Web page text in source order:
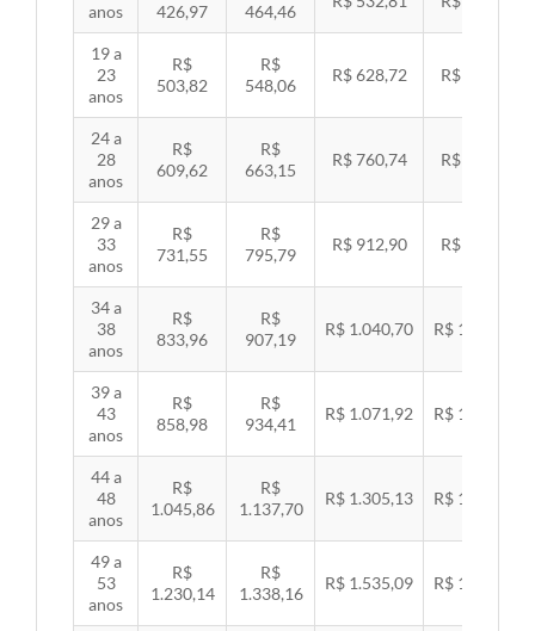
anos 426,97 464,46
19 a
23
anos
R$
503,82
R$
548,06
R$ 628,72 R$ 647,89
24 a
28
anos
R$
609,62
R$
663,15
R$ 760,74 R$ 783,94
29 a
33
anos
R$
731,55
R$
795,79
R$ 912,90 R$ 940,74
34 a
38
anos
R$
833,96
R$
907,19
R$ 1.040,70 R$ 1.072,43
39 a
43
anos
R$
858,98
R$
934,41
R$ 1.071,92 R$ 1.104,60
44 a
48
anos
R$
1.045,86
R$
1.137,70
R$ 1.305,13 R$ 1.344,92
49 a
53
anos
R$
1.230,14
R$
1.338,16
R$ 1.535,09 R$ 1.581,89